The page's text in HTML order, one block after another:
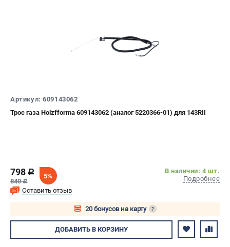
Артикул: 609143062
Трос газа Holzfforma 609143062 (аналог 5220366-01) для 143RII
798 c
840c
5%
В наличии: 4 шт.
Подробнее
Оставить отзыв
20 бонусов на карту ?
Авторизуйтесь
ДОБАВИТЬ В КОРЗИНУ